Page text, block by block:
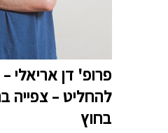
פרופ' דן אריאלי
להחליט – צפייה
בחוץ